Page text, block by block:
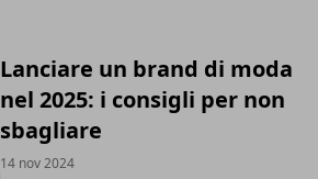
Lanciare un brand di moda
nel 2025: i consigli per non
sbagliare
14 nov 2024